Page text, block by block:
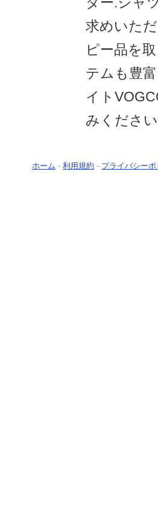
求めいた
ピー品を
テムも豊
イト
みください
ホーム - 利用規約 - プライバシーポ